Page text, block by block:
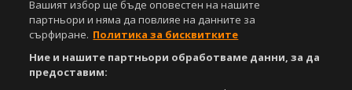
Съдържанието на този уеб сайт и технологиите, използвани в него, са
под закрила на Закона за авторското право и сродните му права.
Всички статии, репортажи, интервюта и други текстови, графични и
видео материали, публикувани в сайта, са собственост на Агенция
Спортал, освен ако изрично е посочено друго. Допуска се
публикуване на текстови материали само след писмено съгласие на
Вашият избор ще бъде оповестен на нашите
партньори и няма да повлияе на данните за
сърфиране. Политика за бисквитките
Ние и нашите партньори обработваме данни, за да
предоставим: